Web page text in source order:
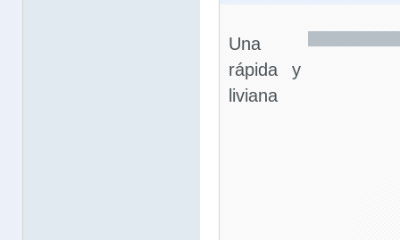
Una
rápida y
liviana